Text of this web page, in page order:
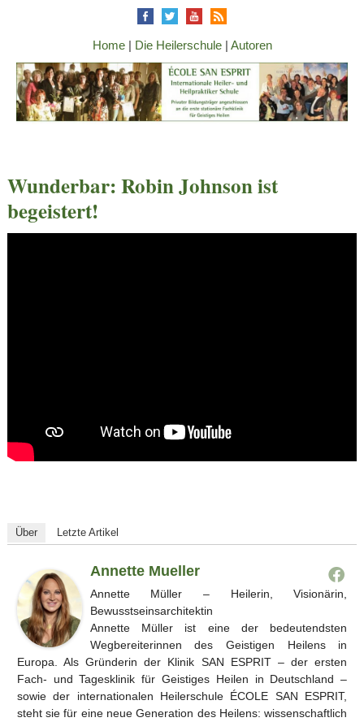
Home| Die Heilerschule| Autoren
Wunderbar: Robin Johnson ist
begeistert!
Über Letzte Artikel
Annette Mueller
Annette Müller – Heilerin, Visionärin,
Bewusstseinsarchitektin
Annette Müller ist eine der bedeutendsten
Wegbereiterinnen des Geistigen Heilens in
Europa. Als Gründerin der Klinik SAN ESPRIT – der ersten
Fach- und Tagesklinik für Geistiges Heilen in Deutschland –
sowie der internationalen Heilerschule ÉCOLE SAN ESPRIT,
steht sie für eine neue Generation des Heilens: wissenschaftlich